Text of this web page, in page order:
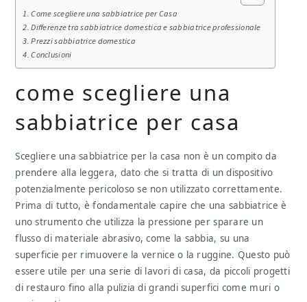
Come scegliere una sabbiatrice per Casa
Differenze tra sabbiatrice domestica e sabbiatrice professionale
Prezzi sabbiatrice domestica
Conclusioni
come scegliere una
sabbiatrice per casa
Scegliere una sabbiatrice per la casa non è un compito da
prendere alla leggera, dato che si tratta di un dispositivo
potenzialmente pericoloso se non utilizzato correttamente.
Prima di tutto, è fondamentale capire che una sabbiatrice è
uno strumento che utilizza la pressione per sparare un
flusso di materiale abrasivo, come la sabbia, su una
superficie per rimuovere la vernice o la ruggine. Questo può
essere utile per una serie di lavori di casa, da piccoli progetti
di restauro fino alla pulizia di grandi superfici come muri o